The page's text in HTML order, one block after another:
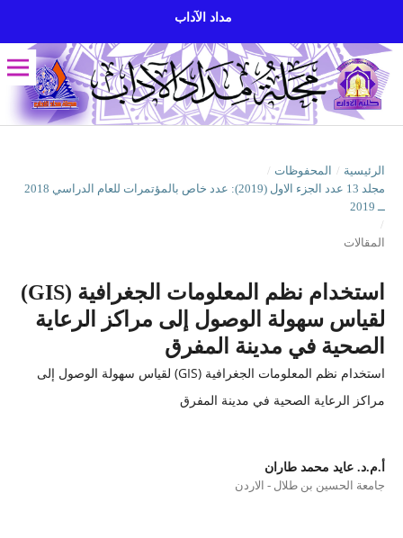
مداد الآداب
الرئيسية / المحفوظات /
مجلد 13 عدد الجزء الاول (2019): عدد خاص بالمؤتمرات للعام الدراسي 2018
ــ 2019
/
المقالات
استخدام نظم المعلومات الجغرافية (GIS)
لقياس سهولة الوصول إلى مراكز الرعاية
الصحية في مدينة المفرق
استخدام نظم المعلومات الجغرافية (GIS) لقياس سهولة الوصول إلى
مراكز الرعاية الصحية في مدينة المفرق
أ.م.د. عايد محمد طاران
جامعة الحسين بن طلال - الاردن